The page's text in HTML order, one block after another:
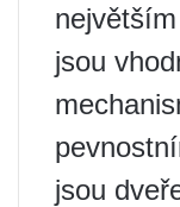
jsou
jsou